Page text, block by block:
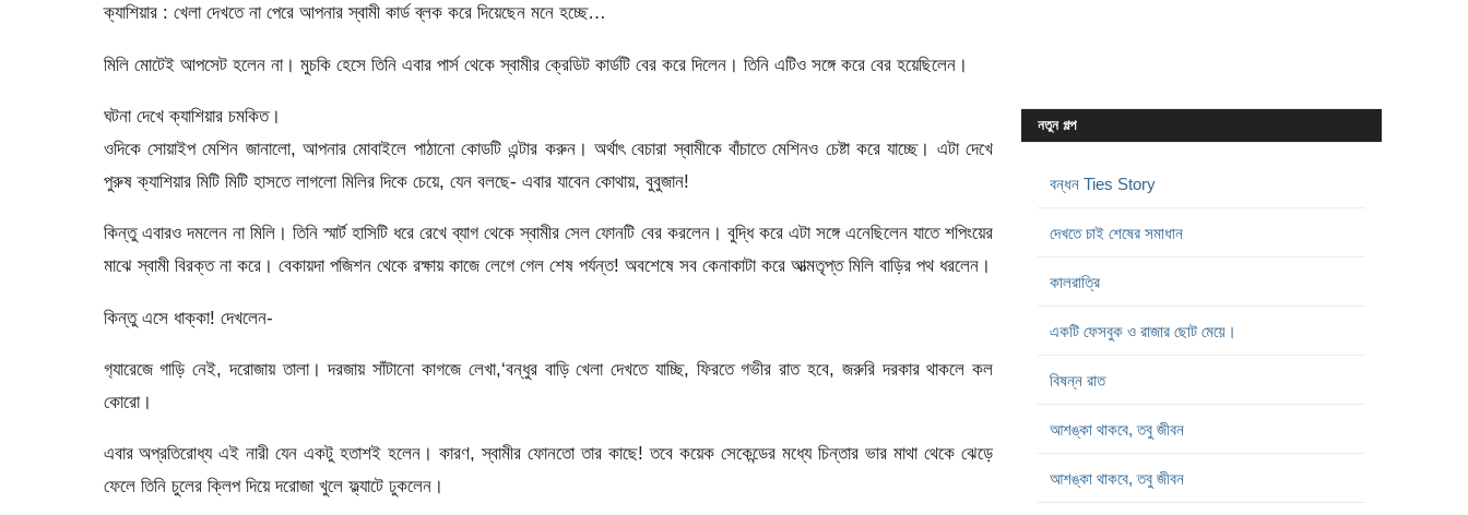
ক্যাশিয়ার : খেলা দেখতে না পেরে আপনার স্বামী কার্ড ব্লক করে দিয়েছেন মনে হচ্ছে…
মিলি মোটেই আপসেট হলেন না। মুচকি হেসে তিনি এবার পার্স থেকে স্বামীর ক্রেডিট কার্ডটি বের করে দিলেন। তিনি এটিও সঙ্গে করে বের হয়েছিলেন।
ঘটনা দেখে ক্যাশিয়ার চমকিত।
ওদিকে সোয়াইপ মেশিন জানালো, আপনার মোবাইলে পাঠানো কোডটি এন্টার করুন। অর্থাৎ বেচারা স্বামীকে বাঁচাতে মেশিনও চেষ্টা করে যাচ্ছে। এটা দেখে
পুরুষ ক্যাশিয়ার মিটি মিটি হাসতে লাগলো মিলির দিকে চেয়ে, যেন বলছে- এবার যাবেন কোথায়, বুবুজান!
কিন্তু এবারও দমলেন না মিলি। তিনি স্মার্ট হাসিটি ধরে রেখে ব্যাগ থেকে স্বামীর সেল ফোনটি বের করলেন। বুদ্ধি করে এটা সঙ্গে এনেছিলেন যাতে শপিংয়ের
মাঝে স্বামী বিরক্ত না করে। বেকায়দা পজিশন থেকে রক্ষায় কাজে লেগে গেল শেষ পর্যন্ত! অবশেষে সব কেনাকাটা করে আত্মতৃপ্ত মিলি বাড়ির পথ ধরলেন।
কিন্তু এসে ধাক্কা! দেখলেন-
গ‍্যারেজে গাড়ি নেই, দরোজায় তালা। দরজায় সাঁটানো কাগজে লেখা,‘বন্ধুর বাড়ি খেলা দেখতে যাচ্ছি, ফিরতে গভীর রাত হবে, জরুরি দরকার থাকলে কল
কোরো।
এবার অপ্রতিরোধ্য এই নারী যেন একটু হতাশই হলেন। কারণ, স্বামীর ফোনতো তার কাছে! তবে কয়েক সেকেন্ডের মধ্যে চিন্তার ভার মাথা থেকে ঝেড়ে
ফেলে তিনি চুলের ক্লিপ দিয়ে দরোজা খুলে ফ্ল্যাটে ঢুকলেন।
নতুন গল্প
বন্ধন Ties Story
দেখতে চাই শেষের সমাধান
কালরাত্রি
একটি ফেসবুক ও রাজার ছোট মেয়ে।
বিষন্ন রাত
আশঙ্কা থাকবে, তবু জীবন
আশঙ্কা থাকবে, তবু জীবন